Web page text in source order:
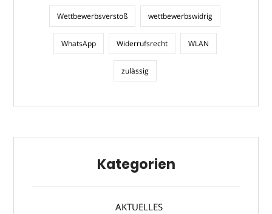
Wettbewerbsverstoß wettbewerbswidrig
WhatsApp Widerrufsrecht WLAN
zulässig
Kategorien
AKTUELLES